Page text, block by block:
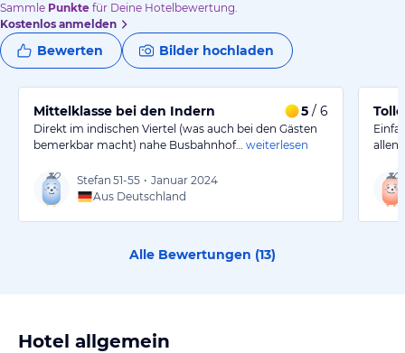
Sammle Punkte für Deine Hotelbewertung.
Kostenlos anmelden
Bewerten Bilder hochladen
Mittelklasse bei den Indern 5 / 6
Direkt im indischen Viertel (was auch bei den Gästen
bemerkbar macht) nahe Busbahnhof…
weiterlesen
Stefan 51-55 • Januar 2024
Aus Deutschland
allen
Alle Bewertungen (13)
Hotel allgemein